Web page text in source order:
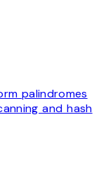
palindromes
and hash